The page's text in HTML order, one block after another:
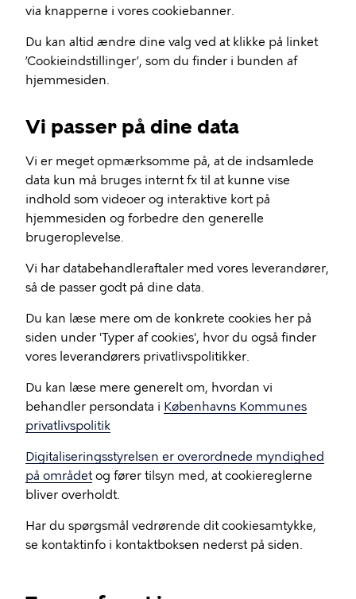
via knapperne i vores cookiebanner.
Du kan altid ændre dine valg ved at klikke på linket
’Cookieindstillinger’, som du finder i bunden af
hjemmesiden.
Vi passer på dine data
Vi er meget opmærksomme på, at de indsamlede
data kun må bruges internt fx til at kunne vise
indhold som videoer og interaktive kort på
hjemmesiden og forbedre den generelle
brugeroplevelse.
Vi har databehandleraftaler med vores leverandører,
så de passer godt på dine data.
Du kan læse mere om de konkrete cookies her på
siden under 'Typer af cookies', hvor du også finder
vores leverandørers privatlivspolitikker.
Du kan læse mere generelt om, hvordan vi
behandler persondata i Københavns Kommunes
privatlivspolitik
Digitaliseringsstyrelsen er overordnede myndighed
på områdetog fører tilsyn med, at cookiereglerne
bliver overholdt.
Har du spørgsmål vedrørende dit cookiesamtykke,
se kontaktinfo i kontaktboksen nederst på siden.